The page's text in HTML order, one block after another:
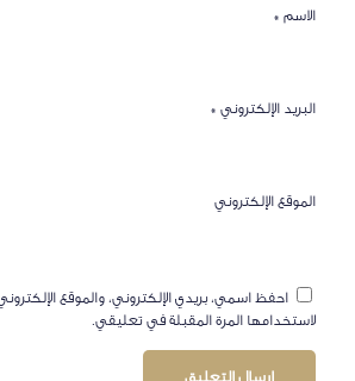
الاسم *
البريد الإلكتروني *
الموقع الإلكتروني
احفظ اسمي، بريدي الإلكتروني، والموقع
لاستخدامها المرة المقبلة في تعليقي.